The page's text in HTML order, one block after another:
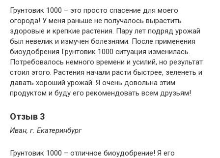
Грунтовик 1000 – это просто спасение для моего
огорода! У меня раньше не получалось вырастить
здоровые и крепкие растения. Пару лет подряд урожай
был невелик и измучен болезнями. После применения
биоудобрения Грунтовик 1000 ситуация изменилась.
Потребовалось немного времени и усилий, но результат
стоил этого. Растения начали расти быстрее, зеленеть и
давать хороший урожай. Я очень довольна этим
продуктом и буду его рекомендовать всем друзьям!
Отзыв 3
Иван, г. Екатеринбург
Грунтовик 1000 – отличное биоудобрение! Я его